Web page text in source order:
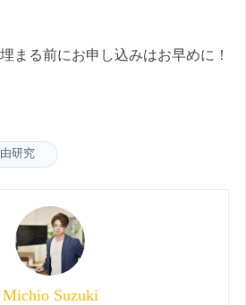
まる前にお申し込みはお早めに！
研究
Michio Suzuki